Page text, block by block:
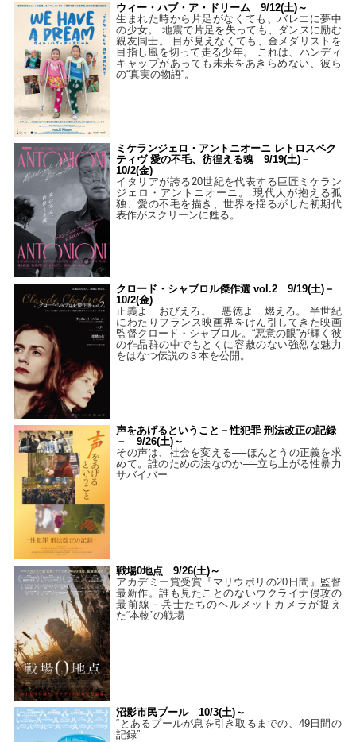
ウィー・ハブ・ア・ドリーム 9/12(土)～
生まれた時から片足がなくても、バレエに夢中
の少女。 地震で片足を失っても、ダンスに励む
親友同士。 目が見えなくても、金メダリストを
目指し風を切って走る少年。 これは、ハンディ
キャップがあっても未来をあきらめない、彼ら
の“真実の物語”。
ミケランジェロ・アントニオーニ レトロスペク
ティヴ 愛の不毛、彷徨える魂 9/19(土)－
10/2(金)
イタリアが誇る20世紀を代表する巨匠ミケラン
ジェロ・アントニオーニ。 現代人が抱える孤
独、愛の不毛を描き、世界を揺るがした初期代
表作がスクリーンに甦る。
クロード・シャブロル傑作選 vol.2 9/19(土)－
10/2(金)
正義よ おびえろ。 悪徳よ 燃えろ。 半世紀
にわたりフランス映画界をけん引してきた映画
監督クロード・シャブロル。“悪意の眼”が輝く彼
の作品群の中でもとくに容赦のない強烈な魅力
をはなつ伝説の３本を公開。
声をあげるということ－性犯罪 刑法改正の記録
－ 9/26(土)～
その声は、社会を変える──ほんとうの正義を求
めて。誰のための法なのか──立ち上がる性暴力
サバイバー
戦場0地点 9/26(土)～
アカデミー賞受賞『マリウポリの20日間』監督
最新作。誰も見たことのないウクライナ侵攻の
最前線－兵士たちのヘルメットカメラが捉え
た“本物”の戦場
沼影市民プール 10/3(土)～
“とあるプールが息を引き取るまでの、49日間の
記録”